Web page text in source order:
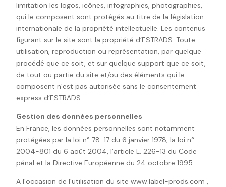
limitation les logos, icônes, infographies, photographies,
qui le composent sont protégés au titre de la législation
internationale de la propriété intellectuelle. Les contenus
figurant sur le site sont la propriété d’ESTRADS. Toute
utilisation, reproduction ou représentation, par quelque
procédé que ce soit, et sur quelque support que ce soit,
de tout ou partie du site et/ou des éléments qui le
composent n’est pas autorisée sans le consentement
express d’ESTRADS.
Gestion des données personnelles
En France, les données personnelles sont notamment
protégées par la loi n° 78-17 du 6 janvier 1978, la loi n°
2004-801 du 6 août 2004, l’article L. 226-13 du Code
pénal et la Directive Européenne du 24 octobre 1995.
A l’occasion de l’utilisation du site www.label-prods.com ,